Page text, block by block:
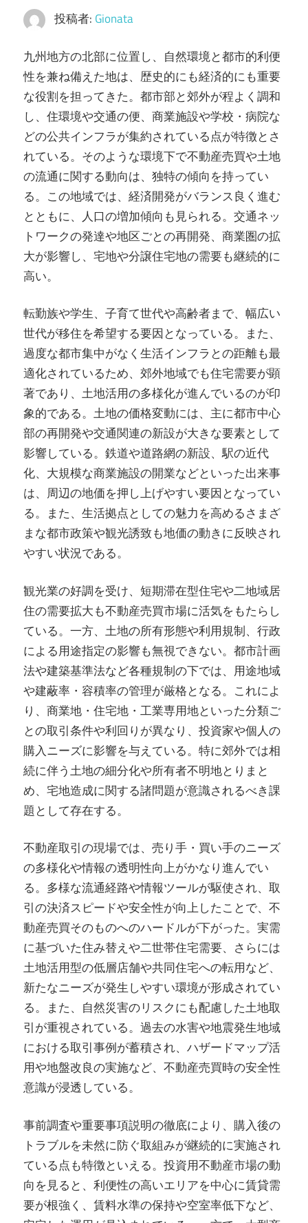
投稿者: Gionata
九州地方の北部に位置し、自然環境と都市的利便
性を兼ね備えた地は、歴史的にも経済的にも重要
な役割を担ってきた。 都市部と郊外が程よく調和
し、住環境や交通の便、商業施設や学校・病院な
どの公共インフラが集約されている点が特徴とさ
れている。そのような環境下で不動産売買や土地
の流通に関する動向は、独特の傾向を持ってい
る。この地域では、経済開発がバランス良く進む
とともに、人口の増加傾向も見られる。交通ネッ
トワークの発達や地区ごとの再開発、商業圏の拡
大が影響し、宅地や分譲住宅地の需要も継続的に
高い。
転勤族や学生、子育て世代や高齢者まで、幅広い
世代が移住を希望する要因となっている。また、
過度な都市集中がなく生活インフラとの距離も最
適化されているため、郊外地域でも住宅需要が顕
著であり、土地活用の多様化が進んでいるのが印
象的である。土地の価格変動には、主に都市中心
部の再開発や交通関連の新設が大きな要素として
影響している。鉄道や道路網の新設、駅の近代
化、大規模な商業施設の開業などといった出来事
は、周辺の地価を押し上げやすい要因となってい
る。また、生活拠点としての魅力を高めるさまざ
まな都市政策や観光誘致も地価の動きに反映され
やすい状況である。
観光業の好調を受け、短期滞在型住宅や二地域居
住の需要拡大も不動産売買市場に活気をもたらし
ている。一方、土地の所有形態や利用規制、行政
による用途指定の影響も無視できない。都市計画
法や建築基準法など各種規制の下では、用途地域
や建蔽率・容積率の管理が厳格となる。これによ
り、商業地・住宅地・工業専用地といった分類ご
との取引条件や利回りが異なり、投資家や個人の
購入ニーズに影響を与えている。特に郊外では相
続に伴う土地の細分化や所有者不明地とりまと
め、宅地造成に関する諸問題が意識されるべき課
題として存在する。
不動産取引の現場では、売り手・買い手のニーズ
の多様化や情報の透明性向上がかなり進んでい
る。多様な流通経路や情報ツールが駆使され、取
引の決済スピードや安全性が向上したことで、不
動産売買そのものへのハードルが下がった。実需
に基づいた住み替えや二世帯住宅需要、さらには
土地活用型の低層店舗や共同住宅への転用など、
新たなニーズが発生しやすい環境が形成されてい
る。また、自然災害のリスクにも配慮した土地取
引が重視されている。過去の水害や地震発生地域
における取引事例が蓄積され、ハザードマップ活
用や地盤改良の実施など、不動産売買時の安全性
意識が浸透している。
事前調査や重要事項説明の徹底により、購入後の
トラブルを未然に防ぐ取組みが継続的に実施され
ている点も特徴といえる。投資用不動産市場の動
向を見ると、利便性の高いエリアを中心に賃貸需
要が根強く、賃料水準の保持や空室率低下など、